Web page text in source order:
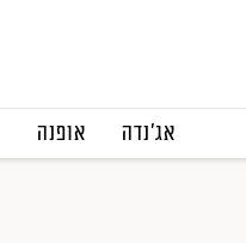
אג׳נדה אופנה